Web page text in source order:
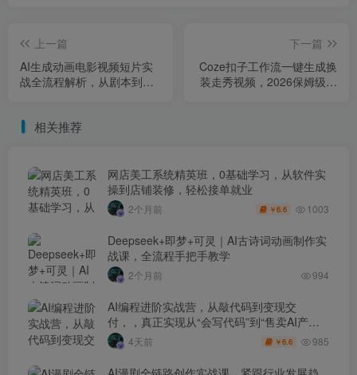
上一篇
AI生成动画电影视频短片实
战全流程解析，从剧本到分
下一篇
Coze扣子工作流一键生成换
装走秀视频，2026保姆级搭
相关推荐
网店美工系统精英班，0基础学习，从软件实
操到店铺装修，轻松接单就业
2个月前 ￥6.6 1003
Deepseek+即梦+可灵｜AI古诗词动画制作实
战课，全流程手把手教学
2个月前 994
AI编程进阶实战营，从敲代码到变现交
付，，真正实现从“会写代码”到“售卖AI产品
盈利”的跨越
4天前 ￥6.6 985